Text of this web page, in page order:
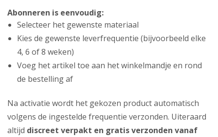
Abonneren is eenvoudig:
Selecteer het gewenste materiaal
Kies de gewenste leverfrequentie (bijvoorbeeld elke
4, 6 of 8 weken)
Voeg het artikel toe aan het winkelmandje en rond
de bestelling af
Na activatie wordt het gekozen product automatisch
volgens de ingestelde frequentie verzonden. Uiteraard
altijd discreet verpakt en gratis verzonden vanaf